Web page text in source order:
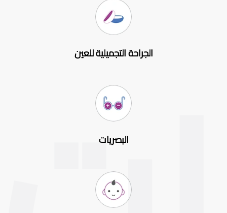
الجراحة التجميلية للعين
البصريات